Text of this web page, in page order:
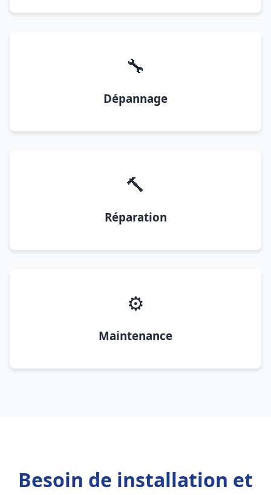
🔧
Dépannage
🔨
Réparation
⚙️
Maintenance
Besoin de installation et